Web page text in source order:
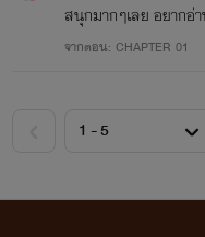
สนุกมากๆเลย อยากอ่
จากตอน: CHAPTER 01